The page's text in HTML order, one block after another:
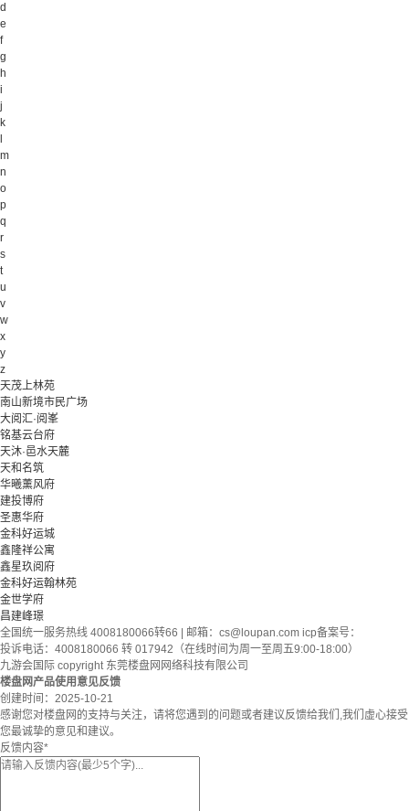
d
e
f
g
h
i
j
k
m
n
o
p
q
r
s
t
u
v
w
x
y
z
天茂上林苑
南山新境市民广场
大阅汇·阅峯
铭基云台府
天沐·邑水天麓
天和名筑
华曦薰风府
建投博府
圣惠华府
金科好运城
鑫隆祥公寓
鑫星玖阅府
金科好运翰林苑
金世学府
昌建峰璟
全国统一服务热线 4008180066转66 | 邮箱： cs@loupan.com icp备案号：
投诉电话：4008180066 转 017942（在线时间为周一至周五9:00-18:00）
九游会国际 copyright 东莞楼盘网网络科技有限公司
楼盘网产品使用意见反馈
创建时间： 2025-10-21
感谢您对楼盘网的支持与关注，请将您遇到的问题或者建议反馈给我们,我们虚心接受
您最诚挚的意见和建议。
反馈内容*